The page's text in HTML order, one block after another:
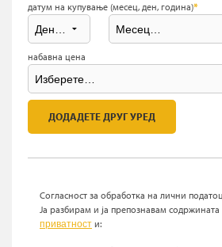
датум на купување (месец, ден, година)*
набавна цена
ДОДАДЕТЕ ДРУГ УРЕД
Согласност за обработка на лични
Ја разбирам и ја препознавам содржината
приватност и: